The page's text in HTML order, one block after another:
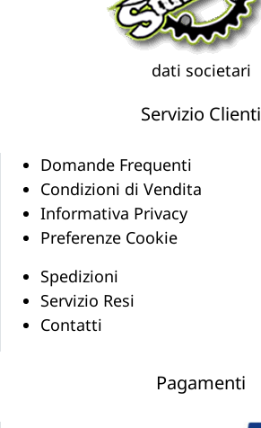
dati societari
Servizio Clienti
Domande Frequenti
Condizioni di Vendita
Informativa Privacy
Preferenze Cookie
Spedizioni
Servizio Resi
Contatti
Pagamenti